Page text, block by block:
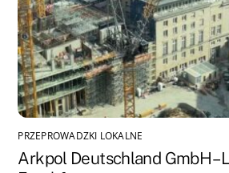
PRZEPROWADZKI LOKALNE
Arkpol Deutschland GmbH –